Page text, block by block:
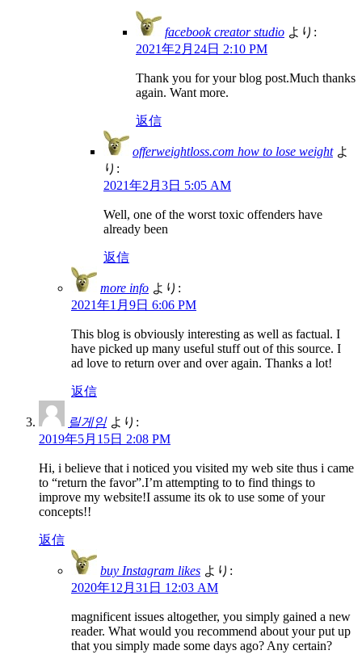
facebook creator studio より:
2021年2月24日 2:10 PM
Thank you for your blog post.Much thanks
again. Want more.
返信
offerweightloss.com how to lose weight よ
り:
2021年2月3日 5:05 AM
Well, one of the worst toxic offenders have
already been
返信
more info より:
2021年1月9日 6:06 PM
This blog is obviously interesting as well as factual. I
have picked up many useful stuff out of this source. I
ad love to return over and over again. Thanks a lot!
返信
릴게임 より:
2019年5月15日 2:08 PM
Hi, i believe that i noticed you visited my web site thus i came
to “return the favor”.I’m attempting to to find things to
improve my website!I assume its ok to use some of your
concepts!!
返信
buy Instagram likes より:
2020年12月31日 12:03 AM
magnificent issues altogether, you simply gained a new
reader. What would you recommend about your put up
that you simply made some days ago? Any certain?